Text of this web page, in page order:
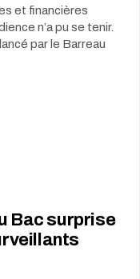
et financières
n’a pu se tenir.
par le Barreau
Bac surprise